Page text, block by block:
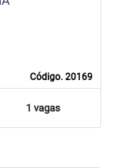
Código. 20169
1 vagas